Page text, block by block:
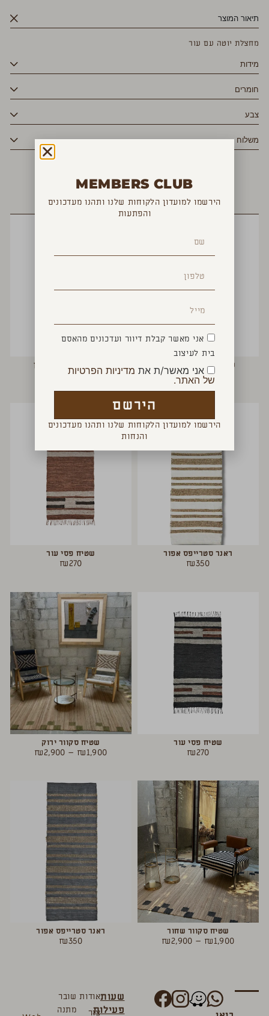
תיאור המוצר
מחצלת יוטה עם עור
מידות
חומרים
צבע
משלוח
YOU MAY ALSO LIKE
שטיחון אמבטיה פסים
₪190
שטיח אמבטיה משובץ
₪290
ראנר סטרייפס אפור
₪350
שטיח פסי עור
₪270
שטיח פסי עור
₪270
שטיח סקוור ירוק
₪1,900
–
₪2,900
שטיח סקוור שחור
₪1,900
–
₪2,900
ראנר סטרייפס אפור
₪350
שעות
פעילות
אודות
צור
שובר
מתנה
MEMBERS CLUB
הירשמו למועדון הלקוחות שלנו ותהנו מעדכונים
והפתעות
אני מאשר קבלת דיוור ועדכונים מהאסם
בית לעיצוב
אני מאשר/ת את מדיניות הפרטיות
של האתר.
הירשם
הירשמו למועדון הלקוחות שלנו ותהנו מעדכונים
והנחות